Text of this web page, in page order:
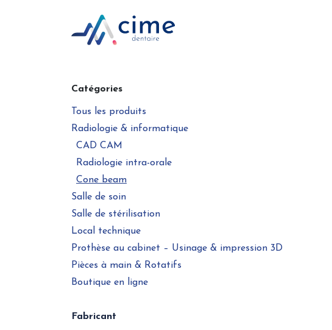
Catégories
Tous les produits
Radiologie & informatique
CAD CAM
Radiologie intra-orale
Cone beam
Salle de soin
Salle de stérilisation
Local technique
Prothèse au cabinet – Usinage & impression 3D
Pièces à main & Rotatifs
Boutique en ligne
Fabricant